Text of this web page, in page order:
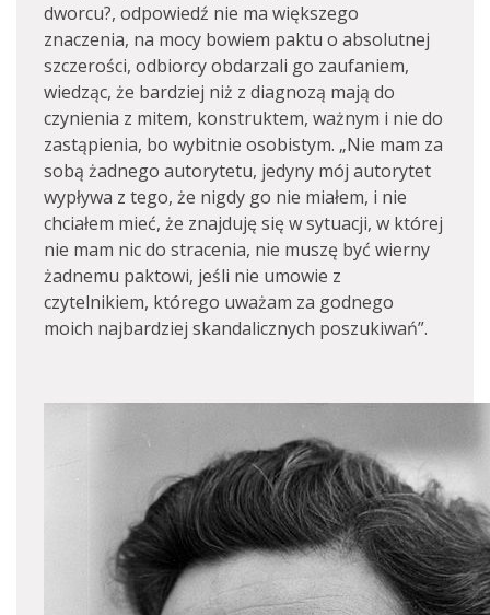
dworcu?, odpowiedź nie ma większego
znaczenia, na mocy bowiem paktu o absolutnej
szczerości, odbiorcy obdarzali go zaufaniem,
wiedząc, że bardziej niż z diagnozą mają do
czynienia z mitem, konstruktem, ważnym i nie do
zastąpienia, bo wybitnie osobistym. „Nie mam za
sobą żadnego autorytetu, jedyny mój autorytet
wypływa z tego, że nigdy go nie miałem, i nie
chciałem mieć, że znajduję się w sytuacji, w której
nie mam nic do stracenia, nie muszę być wierny
żadnemu paktowi, jeśli nie umowie z
czytelnikiem, którego uważam za godnego
moich najbardziej skandalicznych poszukiwań”.